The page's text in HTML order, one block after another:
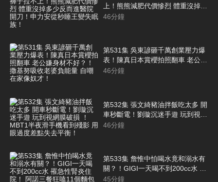
上！熊熊減肥代價慘烈 體重沒掉多
少反而進醫院開刀！申力安從秒睡
46分鐘
第531集 吳東諺砸千萬創業壓力爆
表！陳真日本賞櫻拍照翻車 老公嫌
身材不好？！撒基努吸收老婆負能
46分鐘
第532集 張文綺豬油拌飯吃太多 開
車秒斷電！劉璇沉迷手遊 玩到視網
膜破損 ！MBT1半夜滑手機看到殘
46分鐘
第533集 詹惟中怕喝水竟和溺水有
關？！GIGI一天喝不到200cc水 罹
急性腎炎住院！ 阿諾三餐狂嗑11個
45分鐘